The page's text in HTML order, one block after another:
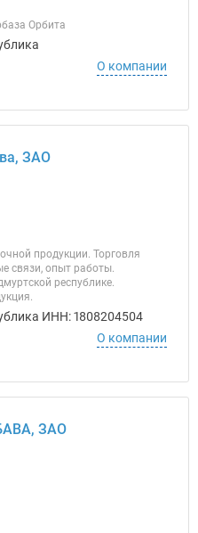
Орбита
О компании
ЗАО
продукции. Торговля
связи, опыт работы.
республике.
ИНН: 1808204504
О компании
ЗАО